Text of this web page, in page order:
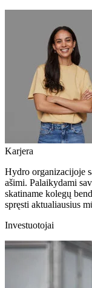
Karjera
Hydro organizacijoje
ašimi. Palaikydami
skatiname kolegų
spręsti aktualiausius
Investuotojai